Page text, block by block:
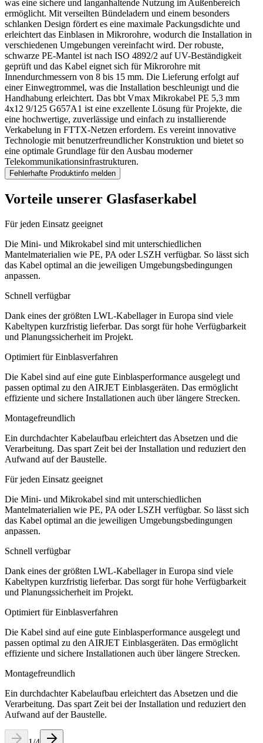
was eine sichere und langanhaltende Nutzung im Außenbereich
ermöglicht. Mit verseilten Bündeladern und einem besonders
schlanken Design fördert es eine maximale Packungsdichte und
erleichtert das Einblasen in Mikrorohre, wodurch die Installation in
verschiedenen Umgebungen vereinfacht wird. Der robuste,
schwarze PE-Mantel ist nach ISO 4892/2 auf UV-Beständigkeit
geprüft und das Kabel eignet sich für Mikrorohre mit
Innendurchmessern von 8 bis 15 mm. Die Lieferung erfolgt auf
einer Einwegtrommel, was die Installation beschleunigt und die
Handhabung erleichtert. Das bbt Vmax Mikrokabel PE 5,3 mm
4x12 9/125 G657A1 ist eine exzellente Lösung für Projekte, die
eine hochwertige, zuverlässige und einfach zu installierende
Verkabelung in FTTX-Netzen erfordern. Es vereint innovative
Technologie mit benutzerfreundlicher Konstruktion und bietet so
eine optimale Grundlage für den Ausbau moderner
Telekommunikationsinfrastrukturen.
Fehlerhafte Produktinfo melden
Vorteile unserer Glasfaserkabel
Für jeden Einsatz geeignet
Die Mini- und Mikrokabel sind mit unterschiedlichen
Mantelmaterialien wie PE, PA oder LSZH verfügbar. So lässt sich
das Kabel optimal an die jeweiligen Umgebungsbedingungen
anpassen.
Schnell verfügbar
Dank eines der größten LWL-Kabellager in Europa sind viele
Kabeltypen kurzfristig lieferbar. Das sorgt für hohe Verfügbarkeit
und Planungssicherheit im Projekt.
Optimiert für Einblasverfahren
Die Kabel sind auf eine gute Einblasperformance ausgelegt und
passen optimal zu den AIRJET Einblasgeräten. Das ermöglicht
effiziente und sichere Installationen auch über längere Strecken.
Montagefreundlich
Ein durchdachter Kabelaufbau erleichtert das Absetzen und die
Verarbeitung. Das spart Zeit bei der Installation und reduziert den
Aufwand auf der Baustelle.
Für jeden Einsatz geeignet
Die Mini- und Mikrokabel sind mit unterschiedlichen
Mantelmaterialien wie PE, PA oder LSZH verfügbar. So lässt sich
das Kabel optimal an die jeweiligen Umgebungsbedingungen
anpassen.
Schnell verfügbar
Dank eines der größten LWL-Kabellager in Europa sind viele
Kabeltypen kurzfristig lieferbar. Das sorgt für hohe Verfügbarkeit
und Planungssicherheit im Projekt.
Optimiert für Einblasverfahren
Die Kabel sind auf eine gute Einblasperformance ausgelegt und
passen optimal zu den AIRJET Einblasgeräten. Das ermöglicht
effiziente und sichere Installationen auch über längere Strecken.
Montagefreundlich
Ein durchdachter Kabelaufbau erleichtert das Absetzen und die
Verarbeitung. Das spart Zeit bei der Installation und reduziert den
Aufwand auf der Baustelle.